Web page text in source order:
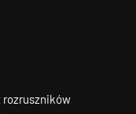
rozruszników